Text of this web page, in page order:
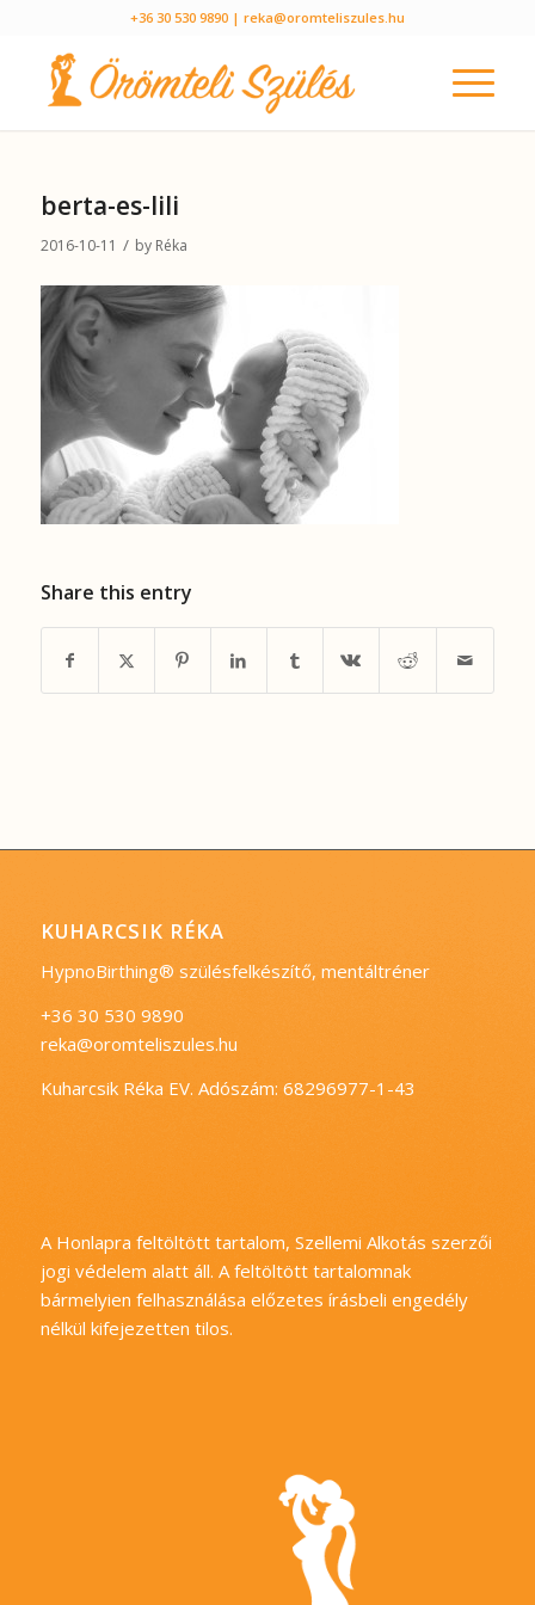
+36 30 530 9890 | reka@oromteliszules.hu
berta-es-lili
2016-10-11 / by Réka
Share this entry
KUHARCSIK RÉKA
HypnoBirthing® szülésfelkészítő, mentáltréner
+36 30 530 9890
reka@oromteliszules.hu
Kuharcsik Réka EV. Adószám: 68296977-1-43
A Honlapra feltöltött tartalom, Szellemi Alkotás szerzői
jogi védelem alatt áll. A feltöltött tartalomnak
bármelyien felhasználása előzetes írásbeli engedély
nélkül kifejezetten tilos.